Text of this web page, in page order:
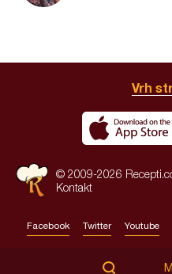
Vrh
© 2009-2026
Kontakt
Facebook Twitter Youtube